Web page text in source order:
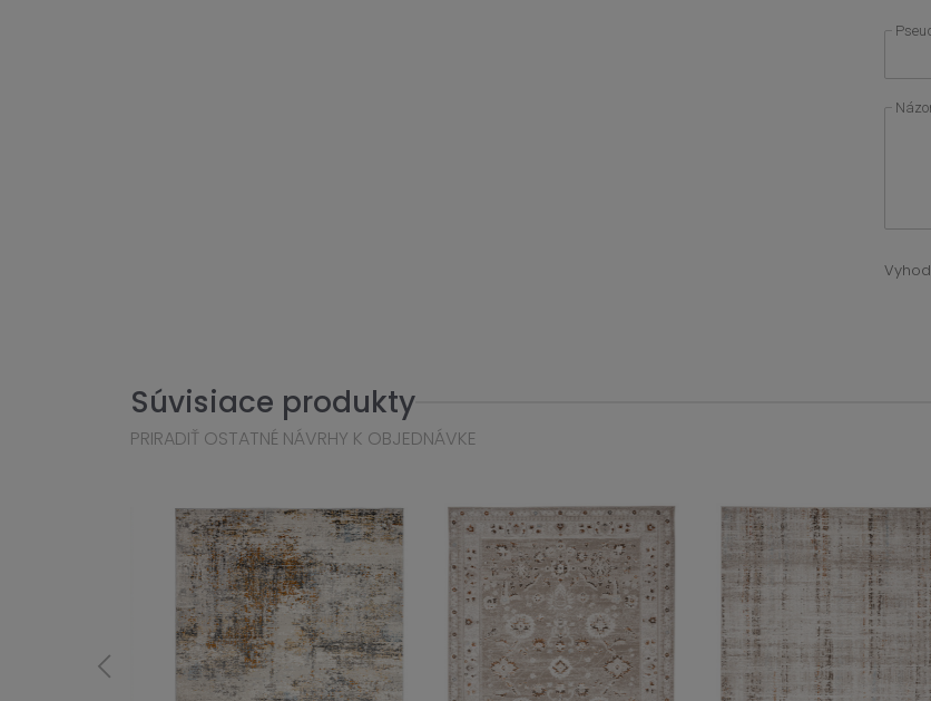
Súvisiace produkty
PRIRADIŤ OSTATNÉ NÁVRHY K OBJEDNÁVKE